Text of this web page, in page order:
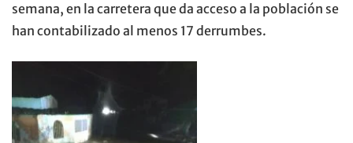
semana, en la carretera que da acceso a la población se
han contabilizado al menos 17 derrumbes.